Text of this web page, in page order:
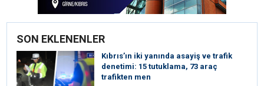
SON EKLENENLER
Kıbrıs’ın iki yanında asayiş ve trafik
denetimi: 15 tutuklama, 73 araç
trafikten men